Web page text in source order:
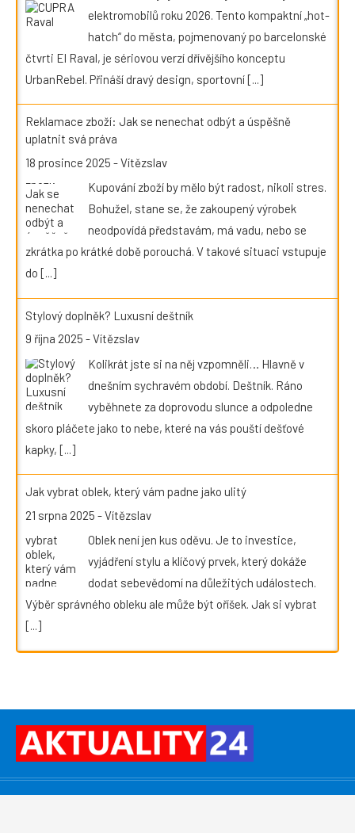
elektromobilů roku 2026. Tento kompaktní „hot-
hatch“ do města, pojmenovaný po barcelonské
čtvrti El Raval, je sériovou verzí dřívějšího konceptu
UrbanRebel. Přináší dravý design, sportovní[...]
Reklamace zboží: Jak se nenechat odbýt a úspěšně
uplatnit svá práva
18 prosince 2025 -Vítězslav
Kupování zboží by mělo být radost, nikoli stres.
Bohužel, stane se, že zakoupený výrobek
neodpovídá představám, má vadu, nebo se
zkrátka po krátké době porouchá. V takové situaci vstupuje
do [...]
Stylový doplněk? Luxusní deštník
9 října 2025 -Vítězslav
Kolikrát jste si na něj vzpomněli… Hlavně v
dnešním sychravém období. Deštník. Ráno
vyběhnete za doprovodu slunce a odpoledne
skoro pláčete jako to nebe, které na vás pouští dešťové
kapky, [...]
Jak vybrat oblek, který vám padne jako ulitý
21 srpna 2025 -Vítězslav
Oblek není jen kus oděvu. Je to investice,
vyjádření stylu a klíčový prvek, který dokáže
dodat sebevědomí na důležitých událostech.
Výběr správného obleku ale může být oříšek. Jak si vybrat
[...]